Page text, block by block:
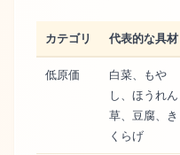
カテゴリ 代表的な具材
低原価
白菜、もや
し、ほうれん
草、豆腐、き
くらげ